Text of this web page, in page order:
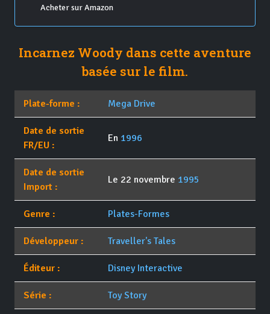
Acheter sur Amazon
Incarnez Woody dans cette aventure
basée sur le film.
Plate-forme : Mega Drive
Date de sortie
FR/EU :
En 1996
Date de sortie
Import :
Le 22 novembre 1995
Genre : Plates-Formes
Développeur : Traveller's Tales
Éditeur : Disney Interactive
Série : Toy Story